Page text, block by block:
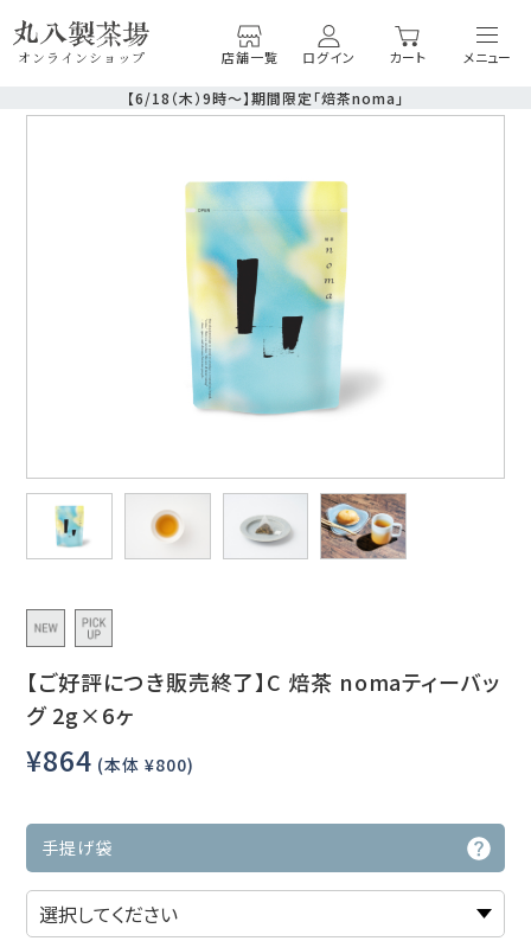
オンラインショップ 店舗一覧 ログイン カート
【6/18（木）9時〜】期間限定「焙茶noma」
【ご好評につき販売終了】C 焙茶 nomaティーバッ
グ 2g×6ヶ
¥864 (本体 ¥800)
手提げ袋